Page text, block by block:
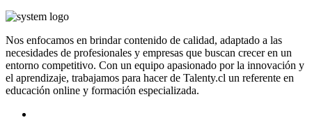
Nos enfocamos en brindar contenido de calidad, adaptado a las
necesidades de profesionales y empresas que buscan crecer en un
entorno competitivo. Con un equipo apasionado por la innovación y
el aprendizaje, trabajamos para hacer de Talenty.cl un referente en
educación online y formación especializada.